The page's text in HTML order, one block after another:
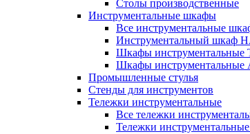
Столы производственные
Инструментальные шкафы
Все инструментальные
Инструментальный шкаф
Шкафы инструментальные
Шкафы инструментальные
Промышленные стулья
Стенды для инструментов
Тележки инструментальные
Все тележки
Тележки